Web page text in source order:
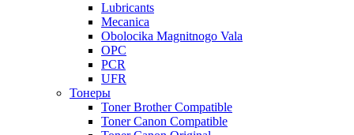
Lubricants
Mecanica
Obolocika Magnitnogo Vala
OPC
PCR
UFR
Тонеры
Toner Brother Compatible
Toner Canon Compatible